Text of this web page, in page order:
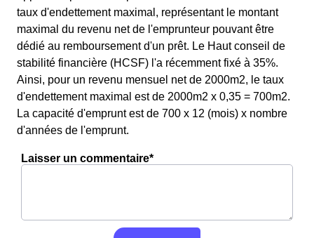
taux d'endettement maximal, représentant le montant
maximal du revenu net de l'emprunteur pouvant être
dédié au remboursement d'un prêt. Le Haut conseil de
stabilité financière (HCSF) l'a récemment fixé à 35%.
Ainsi, pour un revenu mensuel net de 2000m2, le taux
d'endettement maximal est de 2000m2 x 0,35 = 700m2.
La capacité d'emprunt est de 700 x 12 (mois) x nombre
d'années de l'emprunt.
Laisser un commentaire*